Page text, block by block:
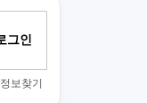
정보찾기